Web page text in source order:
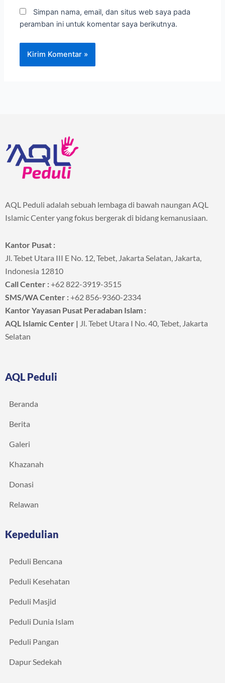
Simpan nama, email, dan situs web saya pada
peramban ini untuk komentar saya berikutnya.
AQL Peduli adalah sebuah lembaga di bawah naungan AQL
Islamic Center yang fokus bergerak di bidang kemanusiaan.
Kantor Pusat :
Jl. Tebet Utara III E No. 12, Tebet, Jakarta Selatan, Jakarta,
Indonesia 12810
Call Center :+62 822-3919-3515
SMS/WA Center :+62 856-9360-2334
Kantor Yayasan Pusat Peradaban Islam :
AQL Islamic Center | Jl. Tebet Utara I No. 40, Tebet, Jakarta
Selatan
AQL Peduli
Beranda
Berita
Galeri
Khazanah
Donasi
Relawan
Kepedulian
Peduli Bencana
Peduli Kesehatan
Peduli Masjid
Peduli Dunia Islam
Peduli Pangan
Dapur Sedekah